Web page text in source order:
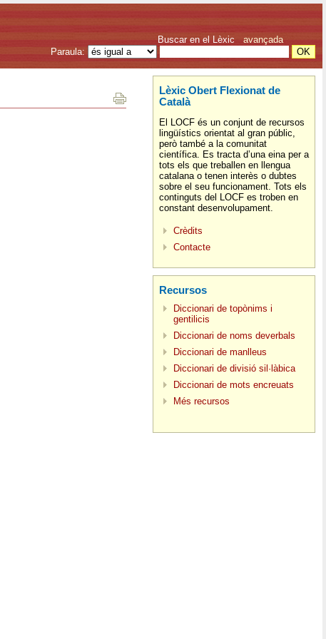
Buscar en el Lèxic avançada
Paraula:
Lèxic Obert Flexionat de
Català
El LOCF és un conjunt de recursos
lingüístics orientat al gran públic,
però també a la comunitat
científica. Es tracta d’una eina per a
tots els que treballen en llengua
catalana o tenen interès o dubtes
sobre el seu funcionament. Tots els
continguts del LOCF es troben en
constant desenvolupament.
Crèdits
Contacte
Recursos
Diccionari de topònims i
gentilicis
Diccionari de noms deverbals
Diccionari de manlleus
Diccionari de divisió sil·làbica
Diccionari de mots encreuats
Més recursos